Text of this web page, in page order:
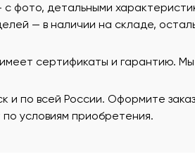
фото, детальными
— в наличии на складе,
сертификаты и гарантию.
и по всей России. Оформите
условиям приобретения.